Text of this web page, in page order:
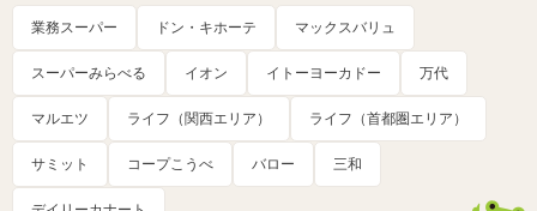
業務スーパー ドン・キホーテ マックスバリュ
スーパーみらべる イオン イトーヨーカドー 万代
マルエツ ライフ（関西エリア） ライフ（首都圏エリア）
サミット コープこうべ バロー 三和